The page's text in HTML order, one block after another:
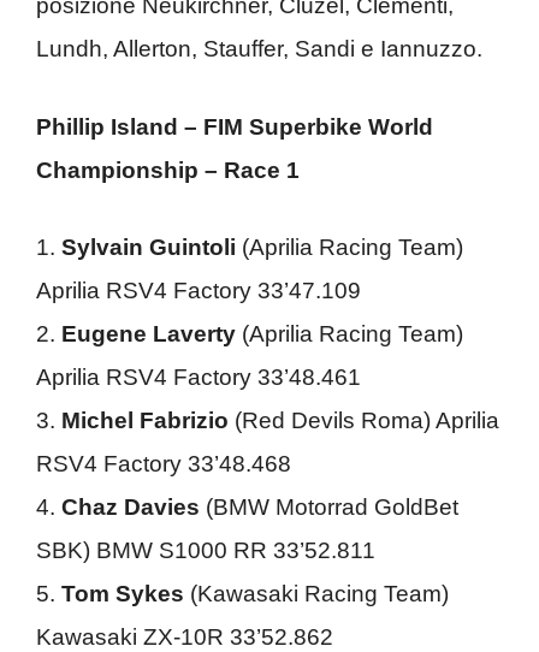
posizione Neukirchner, Cluzel, Clementi,
Lundh, Allerton, Stauffer, Sandi e Iannuzzo.
Phillip Island – FIM Superbike World
Championship – Race 1
1. Sylvain Guintoli (Aprilia Racing Team)
Aprilia RSV4 Factory 33’47.109
2. Eugene Laverty (Aprilia Racing Team)
Aprilia RSV4 Factory 33’48.461
3. Michel Fabrizio (Red Devils Roma) Aprilia
RSV4 Factory 33’48.468
4. Chaz Davies (BMW Motorrad GoldBet
SBK) BMW S1000 RR 33’52.811
5. Tom Sykes (Kawasaki Racing Team)
Kawasaki ZX-10R 33’52.862